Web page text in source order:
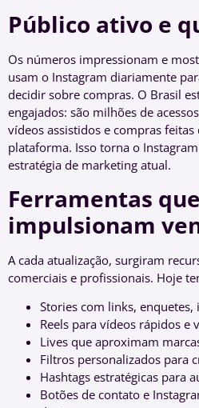
Público ativo e
Os números impressionam e
usam o Instagram diariamente
decidir sobre compras. O Brasil
engajados: são milhões de
vídeos assistidos e compras
plataforma. Isso torna o
estratégia de marketing atual.
Ferramentas que
impulsionam
A cada atualização, surgiram
comerciais e profissionais. Hoje
Stories com links, enquetes,
Reels para vídeos rápidos e
Lives que aproximam
Filtros personalizados para
Hashtags estratégicas para
Botões de contato e